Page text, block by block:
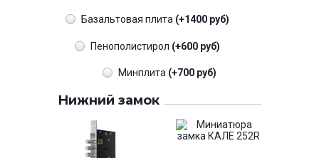
Базальтовая плита (+1400 руб)
Пенополистирол (+600 руб)
Минплита (+700 руб)
Нижний замок